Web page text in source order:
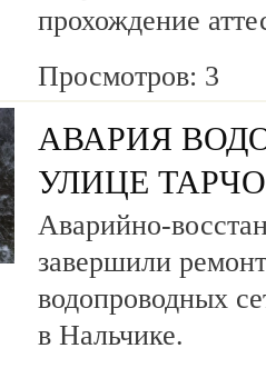
прохождение
Просмотров: 3
АВАРИЯ
УЛИЦЕ
Аварийно-
завершили
водопроводных
в Нальчике.